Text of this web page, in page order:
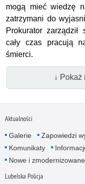
mogą mieć wiedzę
zatrzymani do
Prokurator zarządził
cały czas pracują
śmierci.
↓ Pokaż
Aktualności
Galerie Zapowiedzi
Komunikaty
Nowe i
Lubelska Policja